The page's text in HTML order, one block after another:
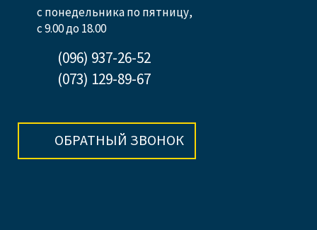
с понедельника по пятницу,
с 9.00 до 18.00
(096) 937-26-52
(073) 129-89-67
ОБРАТНЫЙ ЗВОНОК